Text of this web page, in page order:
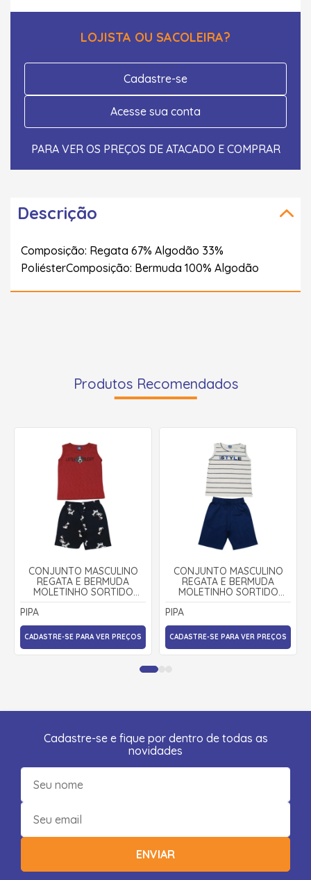
LOJISTA OU SACOLEIRA?
Cadastre-se
Acesse sua conta
PARA VER OS PREÇOS DE ATACADO E COMPRAR
Descrição
Composição: Regata 67% Algodão 33%
PoliésterComposição: Bermuda 100% Algodão
Produtos Recomendados
CONJUNTO MASCULINO
REGATA E BERMUDA
MOLETINHO SORTIDO
9001607 - PIPA
PIPA
CADASTRE-SE PARA VER PREÇOS
CONJUNTO MASCULINO
REGATA E BERMUDA
MOLETINHO SORTIDO
9001743 - PIPA
PIPA
CADASTRE-SE PARA VER PREÇOS
Cadastre-se e fique por dentro de todas as
novidades
ENVIAR